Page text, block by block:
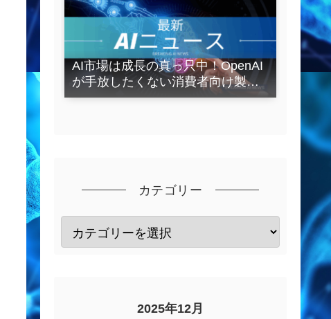
AI市場は成長の真っ只中！OpenAI
が手放したくない消費者向け製品
とは？
カテゴリー
2025年12月